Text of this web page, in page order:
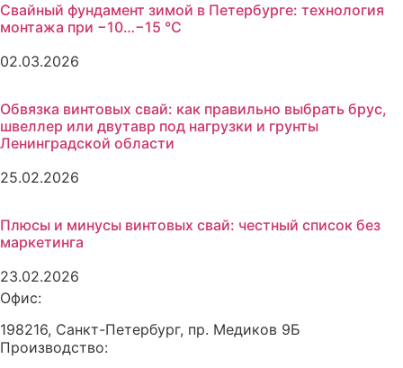
Свайный фундамент зимой в Петербурге: технология
монтажа при −10…−15 °C
02.03.2026
Обвязка винтовых свай: как правильно выбрать брус,
швеллер или двутавр под нагрузки и грунты
Ленинградской области
25.02.2026
Плюсы и минусы винтовых свай: честный список без
маркетинга
23.02.2026
Офис:
198216, Санкт-Петербург, пр. Медиков 9Б
Производство: